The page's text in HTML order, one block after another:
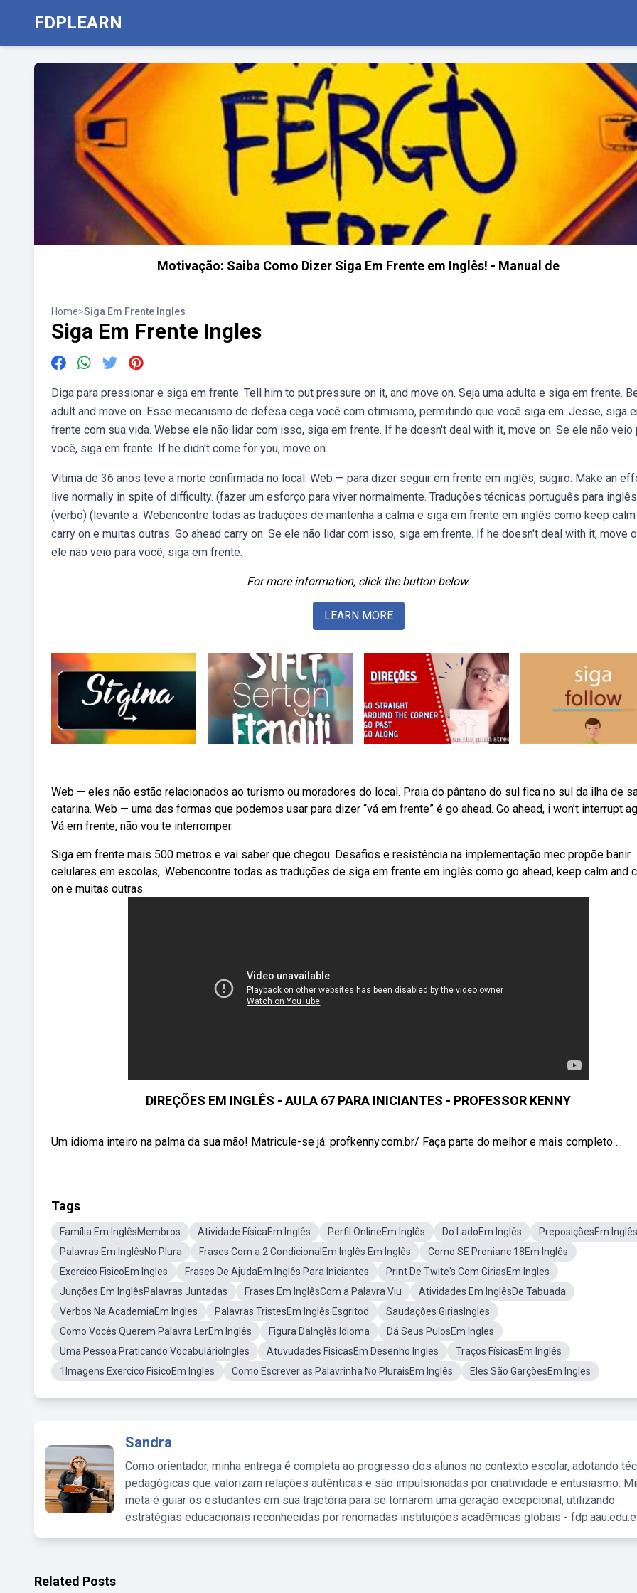
FDPLEARN
Motivação: Saiba Como Dizer Siga Em Frente em Inglês! - Manual de
Home>Siga Em Frente Ingles
Siga Em Frente Ingles
Diga para pressionar e siga em frente. Tell him to put pressure on it, and move on. Seja uma adulta e siga em frente.
adult and move on. Esse mecanismo de defesa cega você com otimismo, permitindo que você siga em. Jesse, siga
frente com sua vida. Webse ele não lidar com isso, siga em frente. If he doesn't deal with it, move on. Se ele não veio
você, siga em frente. If he didn't come for you, move on.
Vítima de 36 anos teve a morte confirmada no local. Web — para dizer seguir em frente em inglês, sugiro: Make an
live normally in spite of difficulty. (fazer um esforço para viver normalmente. Traduções técnicas português para inglês
(verbo) (levante a. Webencontre todas as traduções de mantenha a calma e siga em frente em inglês como keep
carry on e muitas outras. Go ahead carry on. Se ele não lidar com isso, siga em frente. If he doesn't deal with it, move
ele não veio para você, siga em frente.
For more information, click the button below.
LEARN MORE
Web — eles não estão relacionados ao turismo ou moradores do local. Praia do pântano do sul fica no sul da ilha de
catarina. Web — uma das formas que podemos usar para dizer “vá em frente” é go ahead. Go ahead, i won’t interrupt
Vá em frente, não vou te interromper.
Siga em frente mais 500 metros e vai saber que chegou. Desafios e resistência na implementação mec propõe banir
celulares em escolas,. Webencontre todas as traduções de siga em frente em inglês como go ahead, keep calm and
on e muitas outras.
DIREÇÕES EM INGLÊS - AULA 67 PARA INICIANTES - PROFESSOR KENNY
Um idioma inteiro na palma da sua mão! Matricule-se já: profkenny.com.br/ Faça parte do melhor e mais completo ...
Tags
Família Em InglêsMembros Atividade FísicaEm Inglês Perfil OnlineEm Inglês Do LadoEm Inglês
PreposiçõesEm Inglês
Palavras Em InglêsNo Plura
Frases Com a 2 CondicionalEm Inglês Em Inglês
Como SE Pronianc 18Em Inglês
Exercico FisicoEm Ingles
Frases De AjudaEm Inglês Para Iniciantes
Print De Twite's Com GiriasEm Ingles
Junções Em InglêsPalavras Juntadas
Frases Em InglêsCom a Palavra Viu
Atividades Em InglêsDe Tabuada
Verbos Na AcademiaEm Ingles
Palavras TristesEm Inglês Esgritod
Saudações GiriasIngles
Como Vocês Querem Palavra LerEm Inglês
Figura DaInglês Idioma
Dá Seus PulosEm Ingles
Uma Pessoa Praticando VocabulárioIngles
Atuvudades FisicasEm Desenho Ingles
Traços FísicasEm Inglês
1Imagens Exercico FisicoEm Ingles
Como Escrever as Palavrinha No PluraisEm Inglês Eles São GarçõesEm Ingles
Sandra
Como orientador, minha entrega é completa ao progresso dos alunos no contexto escolar, adotando
pedagógicas que valorizam relações autênticas e são impulsionadas por criatividade e entusiasmo.
meta é guiar os estudantes em sua trajetória para se tornarem uma geração excepcional, utilizando
estratégias educacionais reconhecidas por renomadas instituições acadêmicas globais -
Related Posts